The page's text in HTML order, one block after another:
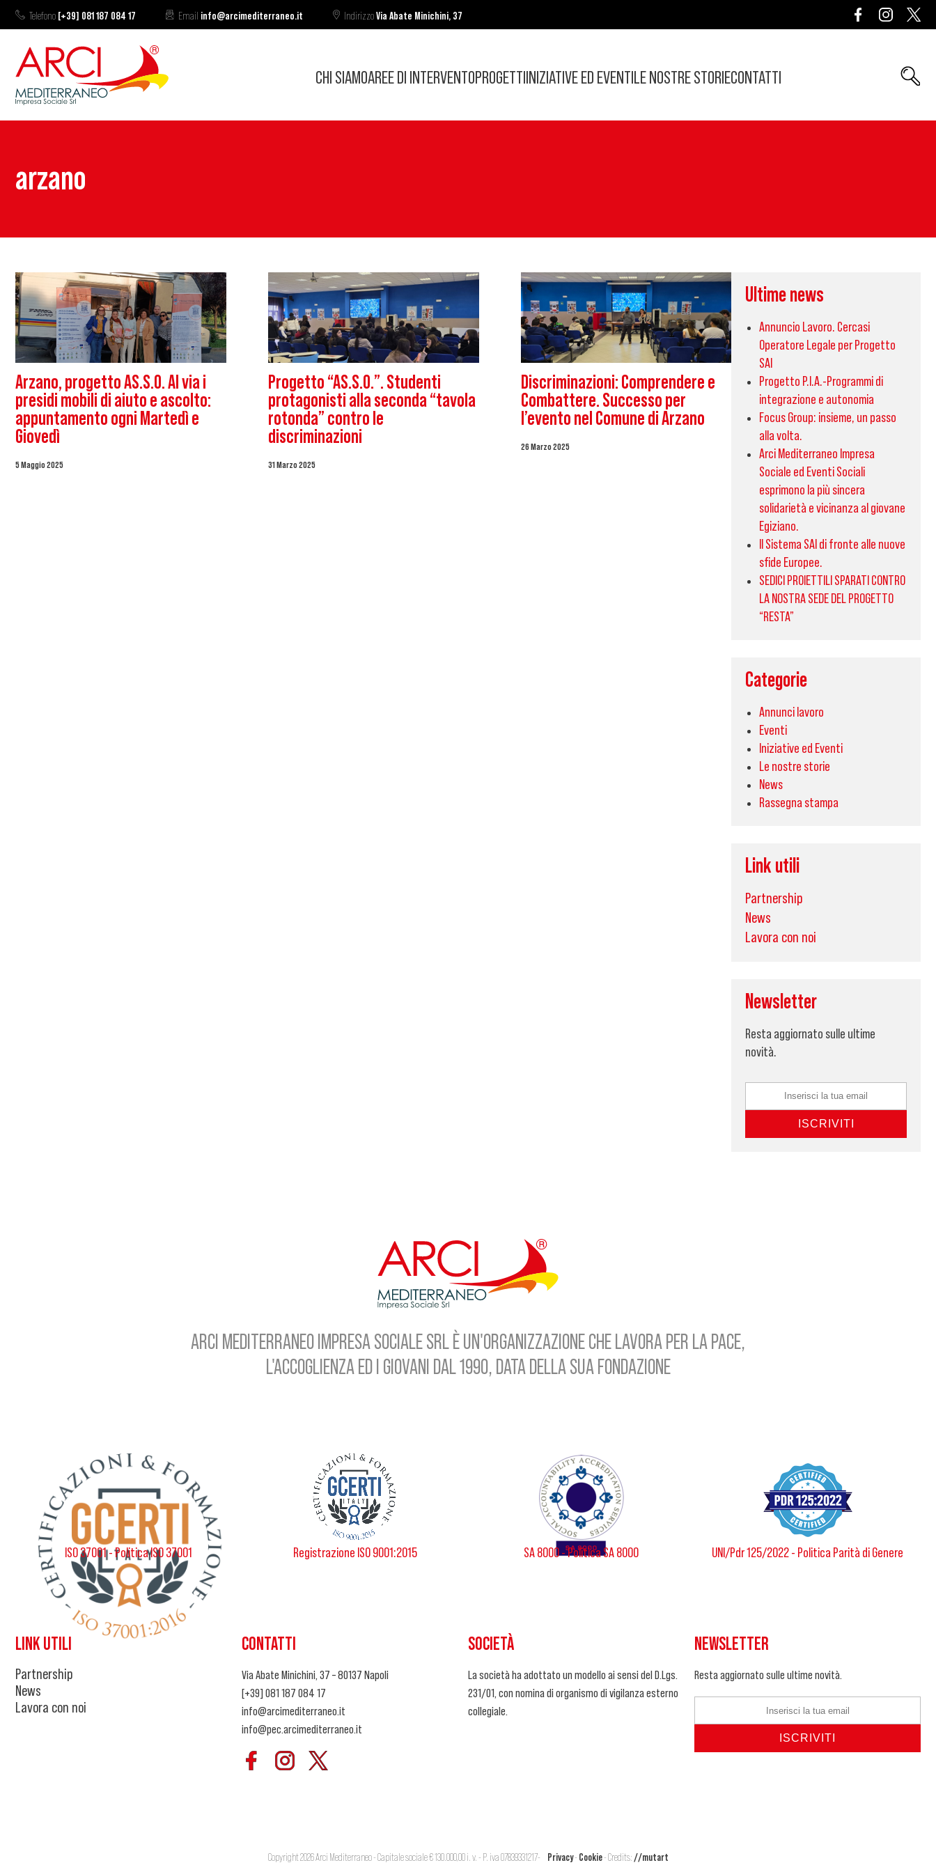
Telefono [+39] 081 187 084 17 Email info@arcimediterraneo.it IndirizzoVia Abate Minichini, 37
CHI SIAMOAREE DI INTERVENTOPROGETTI INIZIATIVE ED EVENTI LE NOSTRE STORIECONTATTI
arzano
Arzano, progetto AS.S.O. Al via i
presidi mobili di aiuto e ascolto:
appuntamento ogni Martedì e
Giovedì
5 Maggio 2025
Progetto “AS.S.O.”. Studenti
protagonisti alla seconda “tavola
rotonda” contro le
discriminazioni
31 Marzo 2025
Discriminazioni: Comprendere e
Combattere. Successo per
l’evento nel Comune di Arzano
26 Marzo 2025
Ultime news
Annuncio Lavoro. Cercasi
Operatore Legale per Progetto
SAI
Progetto P.I.A.-Programmi di
integrazione e autonomia
Focus Group: insieme, un passo
alla volta.
Arci Mediterraneo Impresa
Sociale ed Eventi Sociali
esprimono la più sincera
solidarietà e vicinanza al giovane
Egiziano.
Il Sistema SAI di fronte alle nuove
sfide Europee.
SEDICI PROIETTILI SPARATI CONTRO
LA NOSTRA SEDE DEL PROGETTO
“RESTA”
Categorie
Annunci lavoro
Eventi
Iniziative ed Eventi
Le nostre storie
News
Rassegna stampa
Link utili
Partnership
News
Lavora con noi
Newsletter
Resta aggiornato sulle ultime
novità.
ARCI MEDITERRANEO IMPRESA SOCIALE SRL È UN'ORGANIZZAZIONE CHE LAVORA PER LA PACE,
L'ACCOGLIENZA ED I GIOVANI DAL 1990, DATA DELLA SUA FONDAZIONE
ISO 37001 - Politica ISO 37001 Registrazione ISO 9001:2015 SA 8000 - Politica SA 8000 UNI/Pdr 125/2022 - Politica Parità di Genere
LINK UTILI
Partnership
News
Lavora con noi
CONTATTI
Via Abate Minichini, 37 – 80137 Napoli
[+39] 081 187 084 17
info@arcimediterraneo.it
info@pec.arcimediterraneo.it
SOCIETÀ
La società ha adottato un modello ai sensi del D.Lgs.
231/01, con nomina di organismo di vigilanza esterno
collegiale.
NEWSLETTER
Resta aggiornato sulle ultime novità.
Copyright 2026 Arci Mediterraneo - Capitale sociale € 130.000,00 i. v. - P. iva 07839331217- Privacy- Cookie- Credits: //mutart